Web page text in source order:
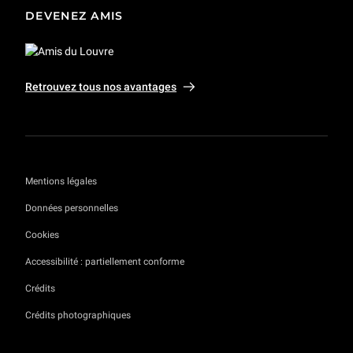
DEVENEZ AMIS
Retrouvez tous nos avantages
Mentions légales
Données personnelles
Cookies
Accessibilité : partiellement conforme
Crédits
Crédits photographiques